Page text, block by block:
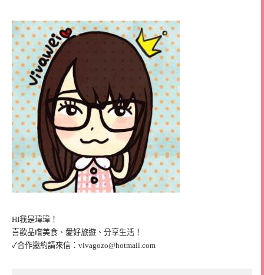
HI我是瑋瑋！
喜歡品嚐美食、愛好旅遊、分享生活！
✓合作邀約請來信： vivagozo@hotmail.com